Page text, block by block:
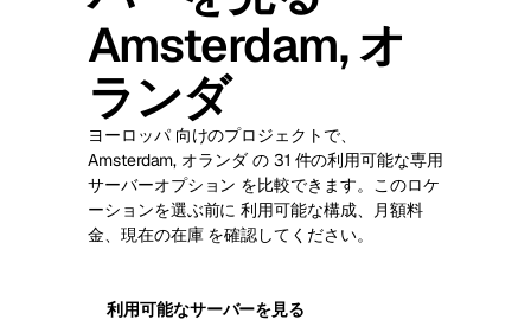
Amsterdam, オ
ランダ
ヨーロッパ 向けのプロジェクトで、
Amsterdam, オランダ の 31 件の利用可能な専用
サーバーオプション を比較できます。このロケ
ーションを選ぶ前に 利用可能な構成、月額料
金、現在の在庫 を確認してください。
利用可能なサーバーを見る